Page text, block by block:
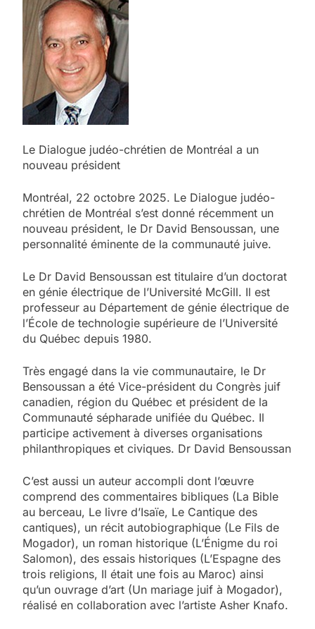
Le Dialogue judéo-chrétien de Montréal a un
nouveau président
Montréal, 22 octobre 2025. Le Dialogue judéo-
chrétien de Montréal s’est donné récemment un
nouveau président, le Dr David Bensoussan, une
personnalité éminente de la communauté juive.
Le Dr David Bensoussan est titulaire d’un doctorat
en génie électrique de l’Université McGill. Il est
professeur au Département de génie électrique de
l’École de technologie supérieure de l’Université
du Québec depuis 1980.
Très engagé dans la vie communautaire, le Dr
Bensoussan a été Vice-président du Congrès juif
canadien, région du Québec et président de la
Communauté sépharade unifiée du Québec. Il
participe activement à diverses organisations
philanthropiques et civiques. Dr David Bensoussan
C’est aussi un auteur accompli dont l’œuvre
comprend des commentaires bibliques (La Bible
au berceau, Le livre d’Isaïe, Le Cantique des
cantiques), un récit autobiographique (Le Fils de
Mogador), un roman historique (L’Énigme du roi
Salomon), des essais historiques (L’Espagne des
trois religions, Il était une fois au Maroc) ainsi
qu’un ouvrage d’art (Un mariage juif à Mogador),
réalisé en collaboration avec l’artiste Asher Knafo.